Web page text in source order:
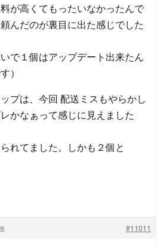
が高くてもったいなかったんで
んだのが裏目に出た感じでした
いで１個はアップデート出来たん
）
プは、今回 配送ミスもやらかし
かなぁって感じに見えました
られてました。しかも２個と
#11011